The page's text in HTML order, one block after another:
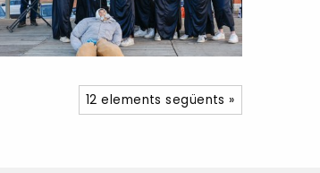
12 elements següents »